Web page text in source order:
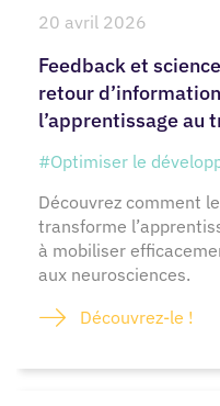
20 avril 2026
Feedback et
retour
l’apprentissage au
#Optimiser le
Découvrez comment
transforme
à mobiliser
aux neurosciences.
Découvrez-le !